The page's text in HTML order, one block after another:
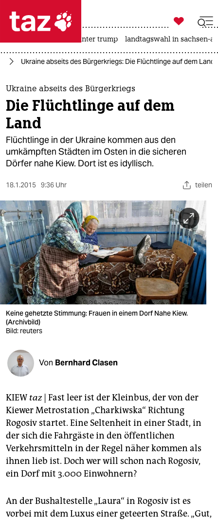
 taz zahl ich
taz zahl ich
themen
politik
öko
gesellschaft
sport
berlin
nord
wahrheit
verlag
verlag
veranstaltungen
fragen & hilfe
abo
genossenschaft
epaper login

taz zahl ich
usa unter trump landtagswahl in sachsen-
Ukraine abseits des Bürgerkriegs: Die Flüchtlinge auf dem Land
Ukraine abseits des Bürgerkriegs
Die Flüchtlinge auf dem
Land
Flüchtlinge in der Ukraine kommen aus den
umkämpften Städten im Osten in die sicheren
Dörfer nahe Kiew. Dort ist es idyllisch.
18.1.2015 9:36 Uhr teilen
Keine gehetzte Stimmung: Frauen in einem Dorf Nahe Kiew.
(Archivbild)
Bild: reuters
Von Bernhard Clasen
KIEW taz| Fast leer ist der Kleinbus, der von der
Kiewer Metrostation „Charkiwska“ Richtung
Rogosiv startet. Eine Seltenheit in einer Stadt, in
der sich die Fahrgäste in den öffentlichen
Verkehrsmitteln in der Regel näher kommen als
ihnen lieb ist. Doch wer will schon nach Rogosiv,
ein Dorf mit 3.000 Einwohnern?
An der Bushaltestelle „Laura“ in Rogosiv ist es
vorbei mit dem Luxus einer geteerten Straße. „Gut,